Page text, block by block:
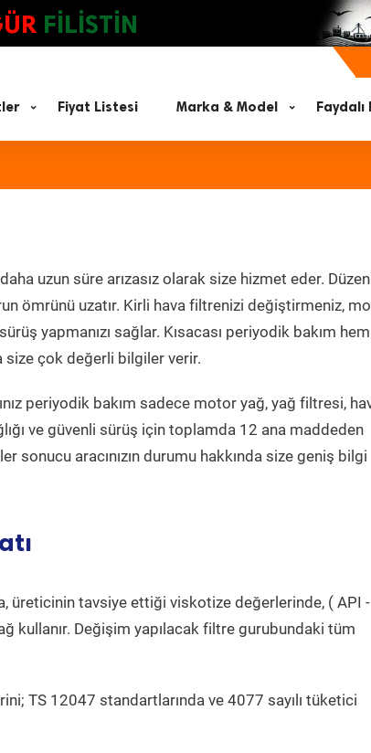
FİLİSTİN
Fiyat Listesi Marka & Model
daha uzun süre arızasız olarak size hizmet eder.
ömrünü uzatır. Kirli hava filtrenizi değiştirmeniz,
yapmanızı sağlar. Kısacası periyodik bakım hem
size çok değerli bilgiler verir.
periyodik bakım sadece motor yağ, yağ filtresi,
ve güvenli sürüş için toplamda 12 ana maddeden
sonucu aracınızın durumu hakkında size geniş bilgi
üreticinin tavsiye ettiği viskotize değerlerinde, ( API -
kullanır. Değişim yapılacak filtre gurubundaki tüm
TS 12047 standartlarında ve 4077 sayılı tüketici